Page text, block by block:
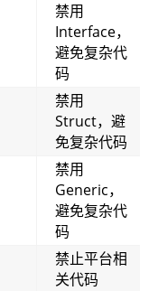
禁用
Interface，
避免复杂代
码
禁用
Struct，避
免复杂代码
禁用
Generic，
避免复杂代
码
禁止平台相
关代码